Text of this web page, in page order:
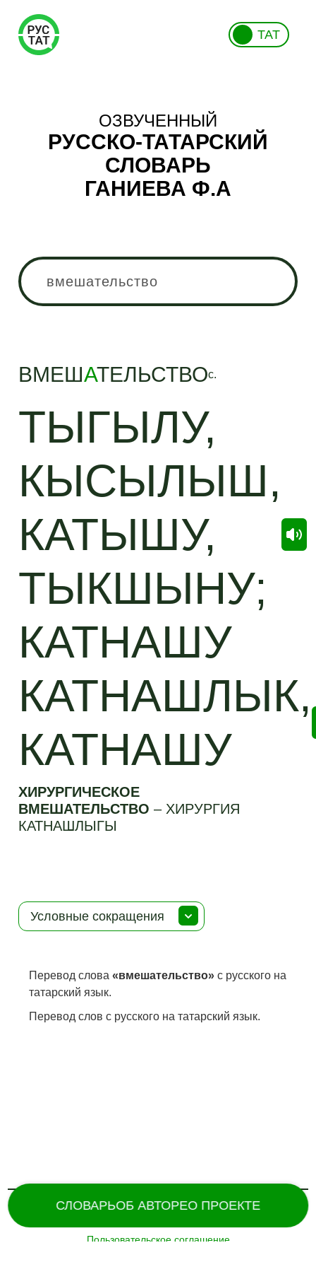
СЛОВАРЬОБ АВТОРЕО ПРОЕКТЕ
ТАТ
ОЗВУЧЕННЫЙ
РУССКО-ТАТАРСКИЙ
СЛОВАРЬ
ГАНИЕВА Ф.А
ВМЕШАТЕЛЬСТВОс.
ТЫГЫЛУ,
КЫСЫЛЫШ,
КАТЫШУ,
ТЫКШЫНУ;
КАТНАШУ
КАТНАШЛЫК,
КАТНАШУ
ХИРУРГИЧЕСКОЕ
ВМЕШАТЕЛЬСТВО– ХИРУРГИЯ
КАТНАШЛЫГЫ
Условные сокращения
Перевод слова«вмешательство» с русского на
татарский язык.
Перевод слов с русского на татарский язык.
Пользовательское соглашение